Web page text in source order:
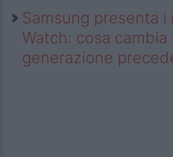
Samsung presenta i
Watch: cosa
generazione